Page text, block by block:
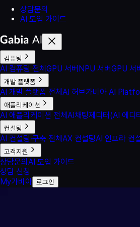
상담문의
AI 도입 가이드
컴퓨팅
AI 컴퓨팅 전체GPU 서버 NPU 서버GPU 서
개발 플랫폼
AI 개발 플랫폼 전체AI 허브가비아 AI
애플리케이션
AI 애플리케이션 전체AI채팅제디터(AI 에디
컨설팅
AI 컨설팅·구축 전체AX 컨설팅AI 인프라 컨
고객지원
상담문의 AI 도입 가이드
상담 신청
My가비아 로그인